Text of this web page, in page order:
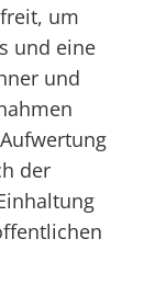
um
und eine
und
der